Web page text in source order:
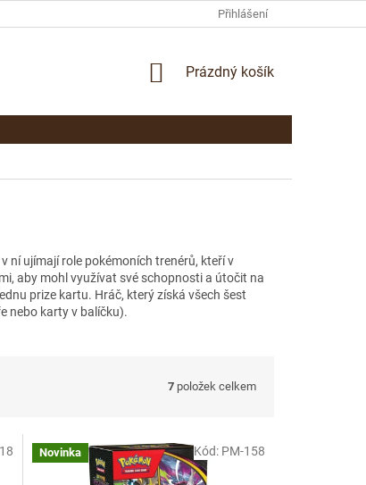
KONTAKTY
Přihlášení
NÁKUPNÍ
Prázdný košík
ní ujímají role pokémoních trenérů, kteří v
aby mohl využívat své schopnosti a útočit na
prize kartu. Hráč, který získá všech šest
nebo karty v balíčku).
7 položek celkem
Novinka Kód: PM-158